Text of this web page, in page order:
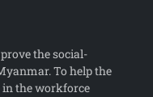
the social-
To help the
in the workforce